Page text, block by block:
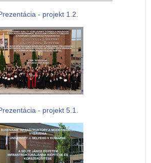
- projekt 1.2.
- projekt 5.1.